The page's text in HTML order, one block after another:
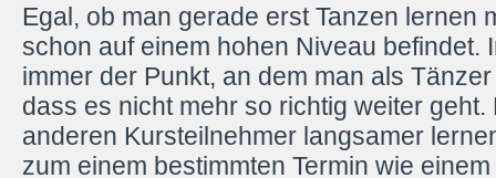
Egal, ob man gerade erst Tanzen lernen
schon auf einem hohen Niveau befindet.
immer der Punkt, an dem man als
dass es nicht mehr so richtig weiter geht.
anderen Kursteilnehmer langsamer
zum einem bestimmten Termin wie